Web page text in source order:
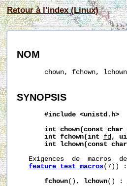
Retour à l'index (Linux)
NOM
chown, fchown,
SYNOPSIS
#include <unistd.h>
int chown(const char
int fchown(int fd,
int
lchown(const char
Exigences  de  macros
feature_test_macros(7)) :
fchown(), lchown() :